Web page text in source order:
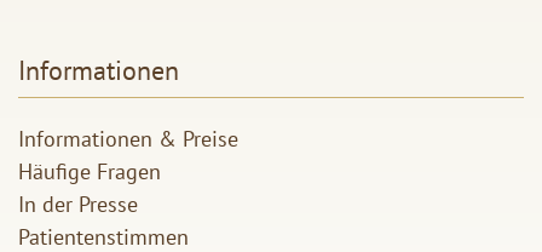
Informationen
Informationen & Preise
Häufige Fragen
In der Presse
Patientenstimmen